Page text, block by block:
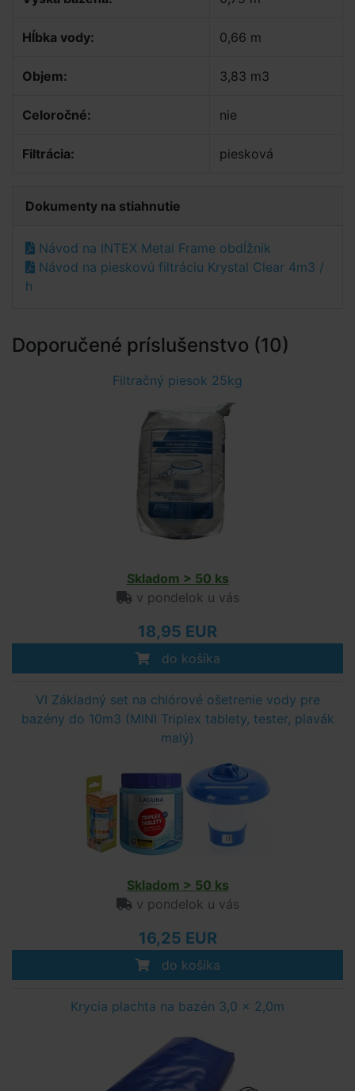
Hĺbka vody: 0,66 m
Objem: 3,83 m3
Celoročné: nie
Filtrácia: piesková
Dokumenty na stiahnutie
Návod na INTEX Metal Frame obdĺžnik
Návod na pieskovú filtráciu Krystal Clear 4m3 /
h
Doporučené príslušenstvo (10)
Filtračný piesok 25kg
Skladom > 50 ks
v pondelok u vás
18,95 EUR
do košíka
VI Základný set na chlórové ošetrenie vody pre
bazény do 10m3 (MINI Triplex tablety, tester, plavák
malý)
Skladom > 50 ks
v pondelok u vás
16,25 EUR
do košíka
Krycia plachta na bazén 3,0 x 2,0m